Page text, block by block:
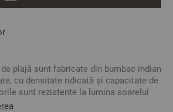
plajă sunt fabricate din bumbac indian
cu densitate ridicată și capacitate de
sunt rezistente la lumina soarelui
produs excelent pentru dumneavoastră